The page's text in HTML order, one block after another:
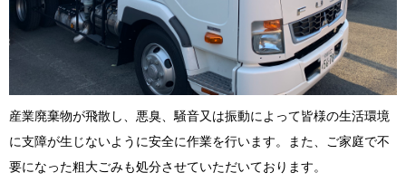
産業廃棄物が飛散し、悪臭、騒音又は振動によって皆様の生活環境
に支障が生じないように安全に作業を行います。また、ご家庭で不
要になった粗大ごみも処分させていただいております。